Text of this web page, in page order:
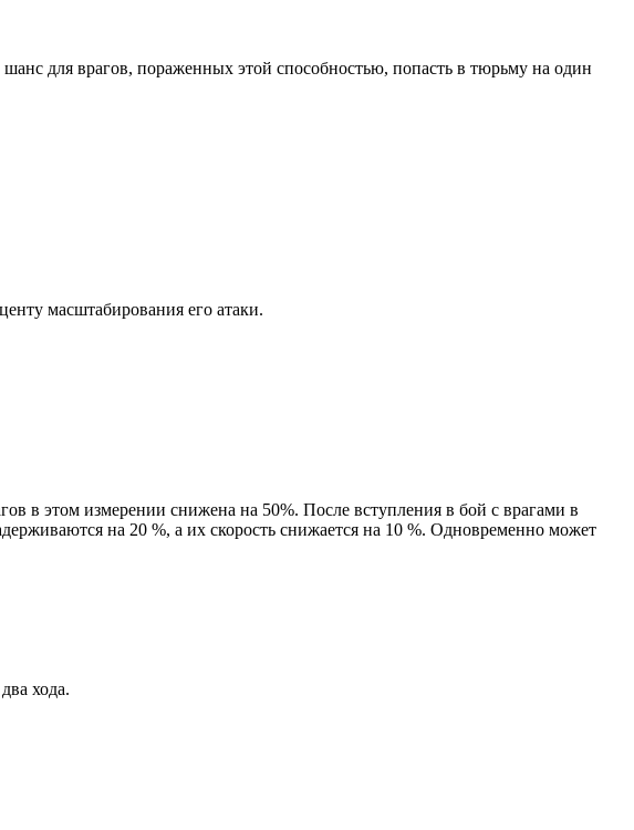
для врагов, пораженных этой способностью, попасть в тюрьму на один
масштабирования его атаки.
в этом измерении снижена на 50%. После вступления в бой с врагами в
на 20 %, а их скорость снижается на 10 %. Одновременно может
хода.